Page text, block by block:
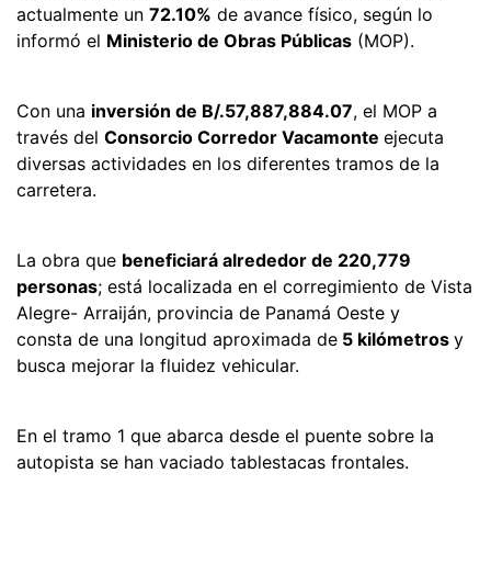
actualmente un 72.10% de avance físico, según lo
informó el Ministerio de Obras Públicas (MOP).
Con una inversión de B/.57,887,884.07, el MOP a
través del Consorcio Corredor Vacamonte ejecuta
diversas actividades en los diferentes tramos de la
carretera.
La obra que beneficiará alrededor de 220,779
personas; está localizada en el corregimiento de Vista
Alegre- Arraiján, provincia de Panamá Oeste y
consta de una longitud aproximada de 5 kilómetros y
busca mejorar la fluidez vehicular.
En el tramo 1 que abarca desde el puente sobre la
autopista se han vaciado tablestacas frontales.